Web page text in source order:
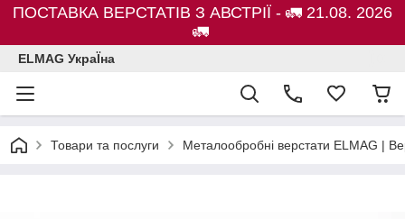
ПОСТАВКА ВЕРСТАТІВ З АВСТРІЇ - 🚛 21.08. 2026
🚛
ELMAG УкраЇна
Товари та послуги Металообробні верстати ELMAG |